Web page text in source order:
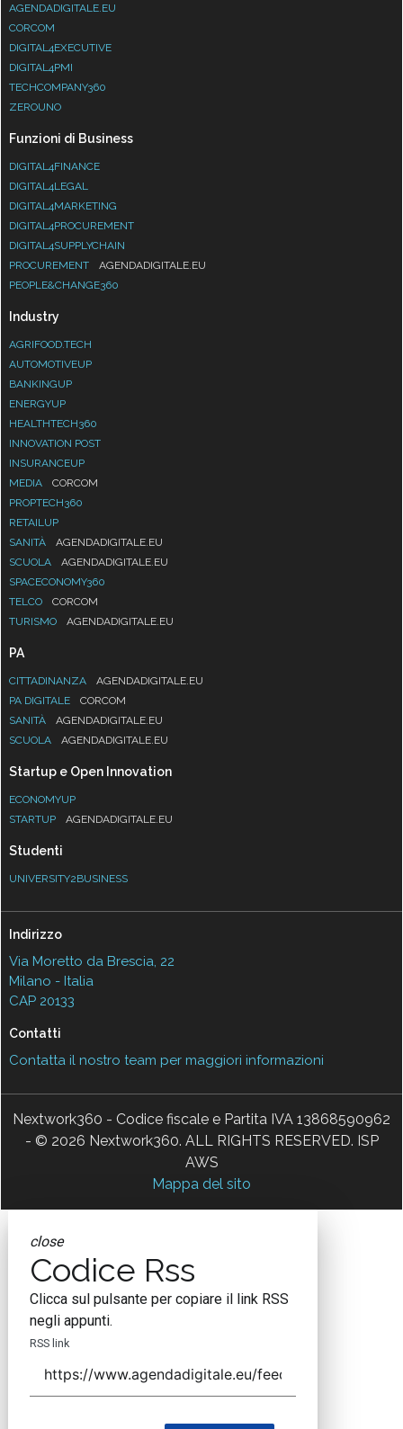
AGENDADIGITALE.EU
CORCOM
DIGITAL4EXECUTIVE
DIGITAL4PMI
TECHCOMPANY360
ZEROUNO
Funzioni di Business
DIGITAL4FINANCE
DIGITAL4LEGAL
DIGITAL4MARKETING
DIGITAL4PROCUREMENT
DIGITAL4SUPPLYCHAIN
PROCUREMENT
AGENDADIGITALE.EU
PEOPLE&CHANGE360
Industry
AGRIFOOD.TECH
AUTOMOTIVEUP
BANKINGUP
ENERGYUP
HEALTHTECH360
INNOVATION POST
INSURANCEUP
MEDIA
CORCOM
PROPTECH360
RETAILUP
SANITÀ
AGENDADIGITALE.EU
SCUOLA
AGENDADIGITALE.EU
SPACECONOMY360
TELCO
CORCOM
TURISMO
AGENDADIGITALE.EU
PA
CITTADINANZA
AGENDADIGITALE.EU
PA DIGITALE
CORCOM
SANITÀ
AGENDADIGITALE.EU
SCUOLA
AGENDADIGITALE.EU
Startup e Open Innovation
ECONOMYUP
STARTUP
AGENDADIGITALE.EU
Studenti
UNIVERSITY2BUSINESS
Indirizzo
Via Moretto da Brescia, 22
Milano - Italia
CAP 20133
Contatti
Contatta il nostro team per maggiori informazioni
Nextwork360 - Codice fiscale e Partita IVA 13868590962
- © 2026 Nextwork360. ALL RIGHTS RESERVED. ISP
AWS
Mappa del sito
close
Codice Rss
Clicca sul pulsante per copiare il link RSS
negli appunti.
RSS link